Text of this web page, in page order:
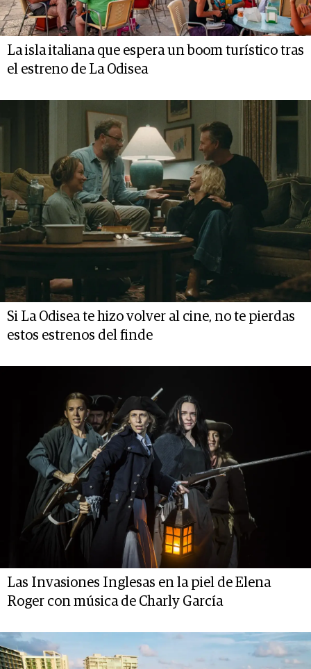
La isla italiana que espera un boom turístico tras
el estreno de La Odisea
Si La Odisea te hizo volver al cine, no te pierdas
estos estrenos del finde
Las Invasiones Inglesas en la piel de Elena
Roger con música de Charly García